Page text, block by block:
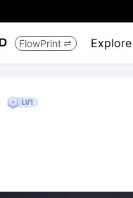
FlowPrint  Explore